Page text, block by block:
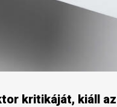
kritikáját, kiáll